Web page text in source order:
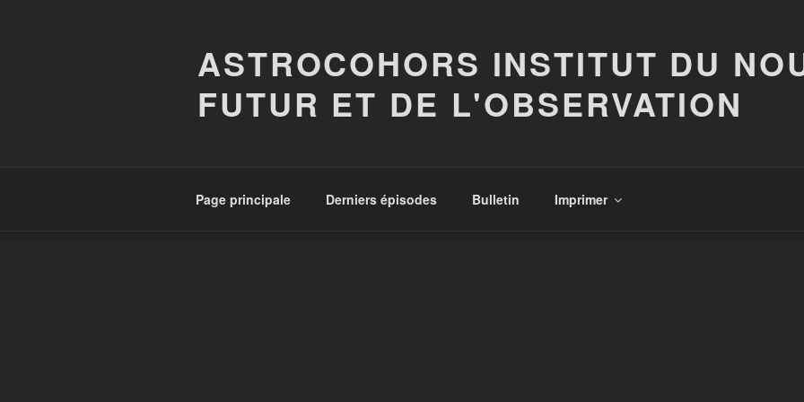
ASTROCOHORS INSTITUT DU
FUTUR ET DE L'OBSERVATION
Page principale Derniers épisodes Bulletin Imprimer